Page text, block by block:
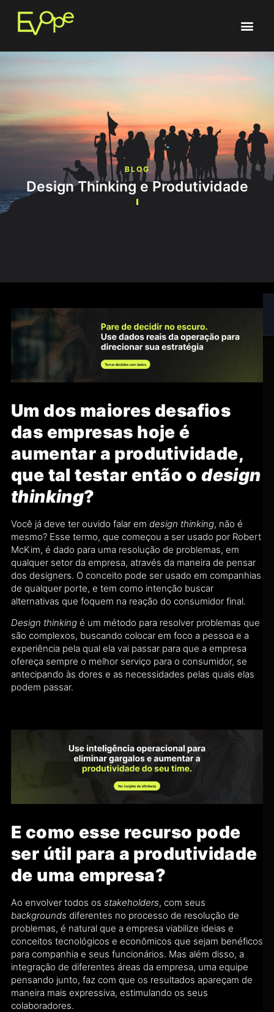
BLOG
Design Thinking e Produtividade
Um dos maiores desafios
das empresas hoje é
aumentar a produtividade,
que tal testar então odesign
thinking?
Você já deve ter ouvido falar em design thinking, não é
mesmo? Esse termo, que começou a ser usado por Robert
McKim, é dado para uma resolução de problemas, em
qualquer setor da empresa, através da maneira de pensar
dos designers. O conceito pode ser usado em companhias
de qualquer porte, e tem como intenção buscar
alternativas que foquem na reação do consumidor final.
Design thinking é um método para resolver problemas que
são complexos, buscando colocar em foco a pessoa e a
experiência pela qual ela vai passar para que a empresa
ofereça sempre o melhor serviço para o consumidor, se
antecipando às dores e as necessidades pelas quais elas
podem passar.
E como esse recurso pode
ser útil para a produtividade
de uma empresa?
Ao envolver todos os stakeholders, com seus
backgrounds diferentes no processo de resolução de
problemas, é natural que a empresa viabilize ideias e
conceitos tecnológicos e econômicos que sejam benéficos
para companhia e seus funcionários. Mas além disso, a
integração de diferentes áreas da empresa, uma equipe
pensando junto, faz com que os resultados apareçam de
maneira mais expressiva, estimulando os seus
colaboradores.